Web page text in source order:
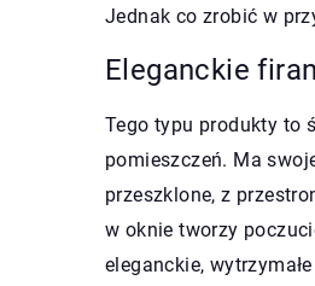
Jednak co zrobić w
Eleganckie
Tego typu produkty to
pomieszczeń. Ma
przeszklone, z
w oknie tworzy
eleganckie,